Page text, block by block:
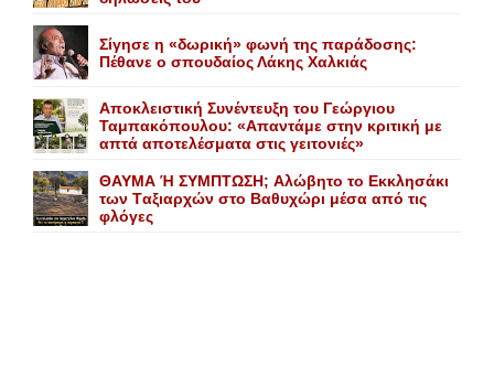
Σίγησε η «δωρική» φωνή της παράδοσης:
Πέθανε o σπουδαίος Λάκης Xαλκιάς
Αποκλειστική Συνέντευξη του Γεώργιου
Ταμπακόπουλου: «Απαντάμε στην κριτική με
απτά αποτελέσματα στις γειτονιές»
ΘΑΥΜΑ Ή ΣΥΜΠΤΩΣΗ; Aλώβητο το Eκκλησάκι
των Tαξιαρχών στο Bαθυχώρι μέσα από τις
φλόγες